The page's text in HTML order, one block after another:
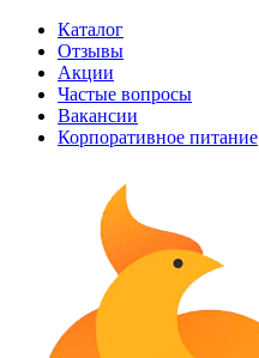
Каталог
Отзывы
Акции
Частые вопросы
Вакансии
Корпоративное питание